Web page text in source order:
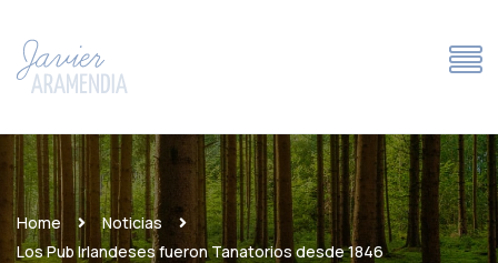
Home
Noticias
Los Pub Irlandeses fueron Tanatorios desde 1846